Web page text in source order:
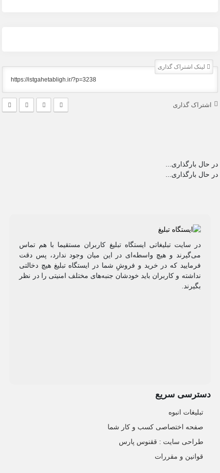
لینک اشتراک گذاری
اشتراک گذاری
در حال بارگذاری...
در حال بارگذاری...
در سایت تبلیغاتی ایستگاه تبلیغ کاربران مستقیما با هم تماس
می‌گیرند و هیچ واسطه‌ای در این میان وجود ندارد، پس دقت
فرمایید که در خرید و فروشِ شما در ایستگاه تبلیغ هیچ دخالتی
نداشته و کاربران باید خودشان جنبه‌های مختلف امنیتی را در نظر
بگیرند.
دسترسی سریع
تبلیغات انبوه
صفحه اختصاصی کسب و کار شما
طراحی سایت :‌ ققنوس پارس
قوانین و مقررات